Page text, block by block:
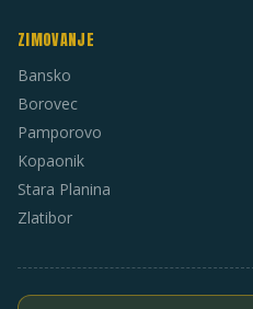
ZIMOVANJE
Bansko
Borovec
Pamporovo
Kopaonik
Stara Planina
Zlatibor